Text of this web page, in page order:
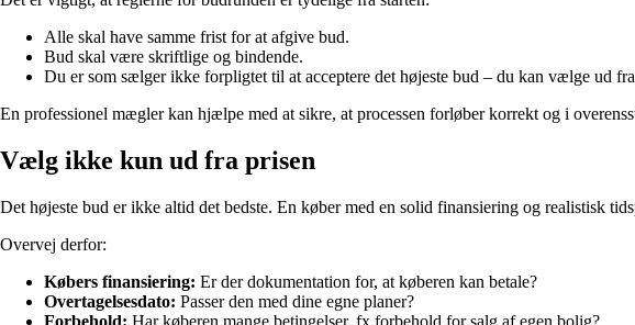
Alle skal have samme frist for at afgive bud.
Bud skal være skriftlige og bindende.
Du er som sælger ikke forpligtet til at acceptere det højeste bud – du kan vælge ud
En professionel mægler kan hjælpe med at sikre, at processen forløber korrekt og i
Vælg ikke kun ud fra prisen
Det højeste bud er ikke altid det bedste. En køber med en solid finansiering og realistisk
Overvej derfor:
Købers finansiering: Er der dokumentation for, at køberen kan betale?
Overtagelsesdato: Passer den med dine egne planer?
Forbehold: Har køberen mange betingelser, fx forbehold for salg af egen bolig?